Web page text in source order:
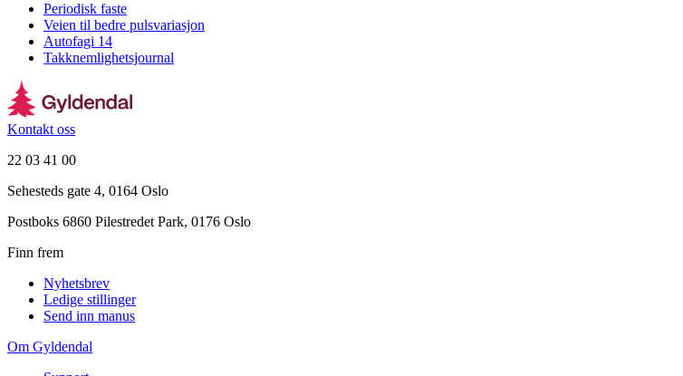
Periodisk faste
Veien til bedre pulsvariasjon
Autofagi 14
Takknemlighetsjournal
Kontakt oss
22 03 41 00
Sehesteds gate 4, 0164 Oslo
Postboks 6860 Pilestredet Park, 0176 Oslo
Finn frem
Nyhetsbrev
Ledige stillinger
Send inn manus
Om Gyldendal